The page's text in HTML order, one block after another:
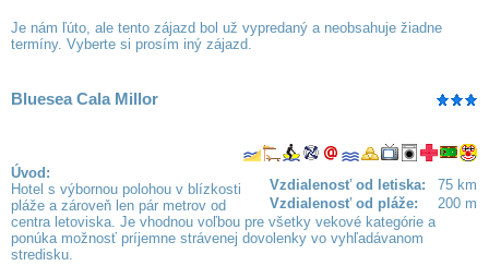
Je nám ľúto, ale tento zájazd bol už vypredaný a neobsahuje žiadne
termíny. Vyberte si prosím iný zájazd.
Bluesea Cala Millor
Vzdialenosť od letiska:
75 km
Vzdialenosť od pláže:
200 m
Úvod:
Hotel s výbornou polohou v blízkosti
pláže a zároveň len pár metrov od
centra letoviska. Je vhodnou voľbou pre všetky vekové kategórie a
ponúka možnosť príjemne strávenej dovolenky vo vyhľadávanom
stredisku.